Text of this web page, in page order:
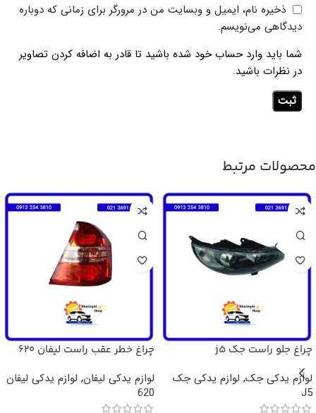
ذخیره نام، ایمیل و وبسایت من در مرورگر برای زمانی که دوباره
دیدگاهی می‌نویسم.
شما باید وارد حساب خود شده باشید تا قادر به اضافه کردن تصاویر
در نظرات باشید.
محصولات مرتبط
چراغ جلو راست جک j5
لوازم یدکی جک, لوازم یدکی جک
J5
چراغ خطر عقب راست لیفان 620
لوازم یدکی لیفان, لوازم یدکی لیفان
620